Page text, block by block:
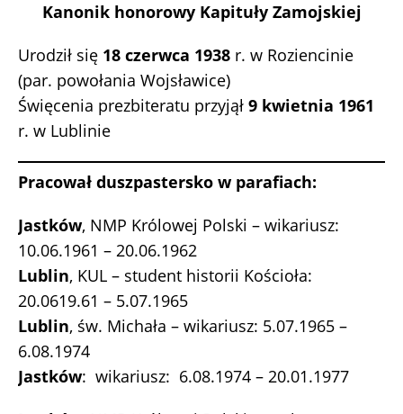
Kanonik honorowy Kapituły Zamojskiej
Urodził się 18 czerwca 1938 r. w Roziencinie
(par. powołania Wojsławice)
Święcenia prezbiteratu przyjął 9 kwietnia 1961
r. w Lublinie
Pracował duszpastersko w parafiach:
Jastków, NMP Królowej Polski – wikariusz:
10.06.1961 – 20.06.1962
Lublin, KUL – student historii Kościoła:
20.0619.61 – 5.07.1965
Lublin, św. Michała – wikariusz: 5.07.1965 –
6.08.1974
Jastków: wikariusz: 6.08.1974 – 20.01.1977